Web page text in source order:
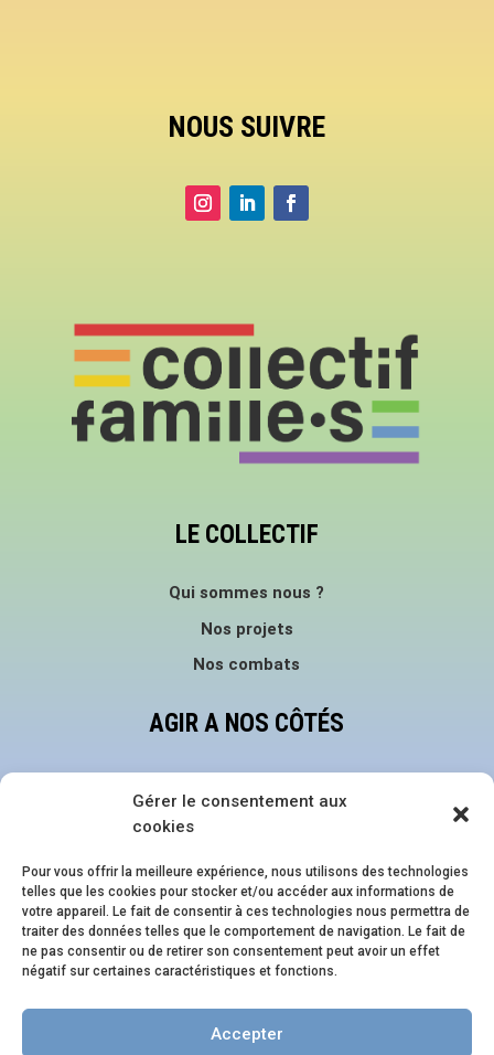
Gérer le consentement aux
cookies
Pour vous offrir la meilleure expérience, nous utilisons des technologies
telles que les cookies pour stocker et/ou accéder aux informations de
votre appareil. Le fait de consentir à ces technologies nous permettra de
traiter des données telles que le comportement de navigation. Le fait de
ne pas consentir ou de retirer son consentement peut avoir un effet
négatif sur certaines caractéristiques et fonctions.
Accepter
NOUS SUIVRE
LE COLLECTIF
Qui sommes nous ?
Nos projets
Nos combats
AGIR A NOS CÔTÉS
NOS ÉVÈNEMENTS
Family Pride Festival
Journée en Famille.s
Soirée en Famille.s